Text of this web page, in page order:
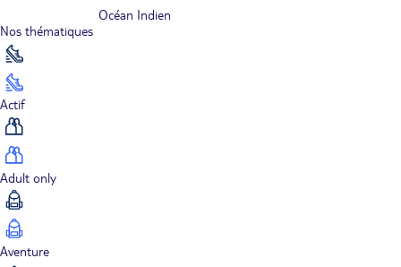
Océan Indien
Nos thématiques
Actif
Adult only
Aventure